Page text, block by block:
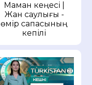
Маман кеңесі |
Жан саулығы -
өмір сапасының
кепілі